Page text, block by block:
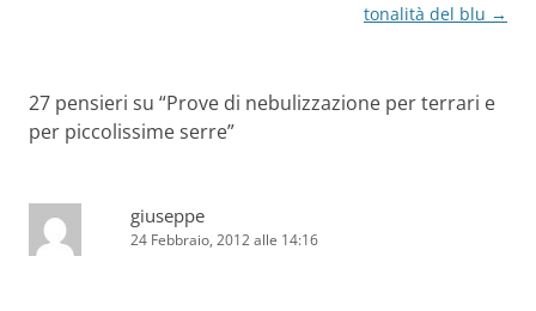
tonalità del blu →
27 pensieri su “Prove di nebulizzazione per terrari e
per piccolissime serre”
giuseppe
24 Febbraio, 2012 alle 14:16